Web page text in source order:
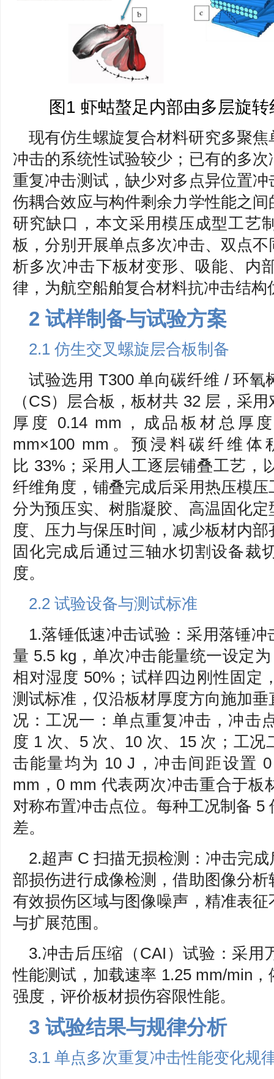
图1 虾蛄螯足内部由多层旋
现有仿生螺旋复合材料研究多聚
冲击的系统性试验较少；已有的多
重复冲击测试，缺少对多点异位置
伤耦合效应与构件剩余力学性能之
研究缺口，本文采用模压成型工艺
板，分别开展单点多次冲击、双点
析多次冲击下板材变形、吸能、内
律，为航空船舶复合材料抗冲击结
2 试样制备与试验方案
2.1 仿生交叉螺旋层合板制备
试验选用 T300 单向碳纤维 / 环
（CS）层合板，板材共 32 层，采
厚度 0.14 mm，成品板材总厚
mm×100 mm。预浸料碳纤维
比 33%；采用人工逐层铺叠工艺，
纤维角度，铺叠完成后采用热压模
分为预压实、树脂凝胶、高温固化
度、压力与保压时间，减少板材内
固化完成后通过三轴水切割设备裁
度。
2.2 试验设备与测试标准
1.落锤低速冲击试验：采用落锤
量 5.5 kg，单次冲击能量统一设定
相对湿度 50%；试样四边刚性固定
测试标准，仅沿板材厚度方向施加
况：工况一：单点重复冲击，冲击
度 1 次、5 次、10 次、15 次；工
击能量均为 10 J，冲击间距设置
mm，0 mm 代表两次冲击重合于板
对称布置冲击点位。每种工况制备 5
差。
2.超声 C 扫描无损检测：冲击完
部损伤进行成像检测，借助图像分
有效损伤区域与图像噪声，精准表
与扩展范围。
3.冲击后压缩（CAI）试验：采用
性能测试，加载速率 1.25 mm/min
强度，评价板材损伤容限性能。
3 试验结果与规律分析
3.1 单点多次重复冲击性能变化规